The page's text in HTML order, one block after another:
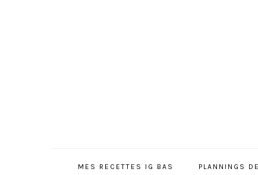
MES RECETTES IG BAS PLANNINGS